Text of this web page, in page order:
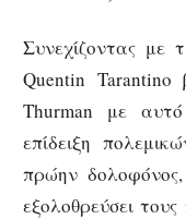
Συνεχίζοντας με
Quentin
Thurman με
επίδειξη
πρώην
εξολοθρεύσει